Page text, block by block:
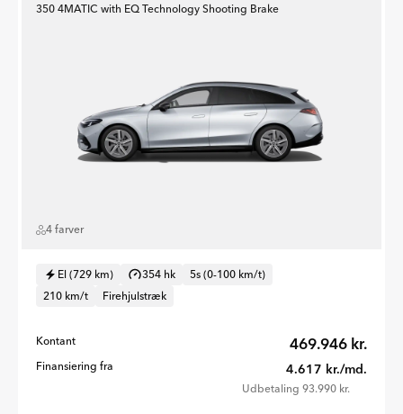
350 4MATIC with EQ Technology Shooting Brake
4 farver
El (729 km) 354 hk
5s (0-100 km/t)
210 km/t
Firehjulstræk
Kontant 469.946 kr.
Finansiering fra 4.617 kr./md.
Udbetaling 93.990 kr.